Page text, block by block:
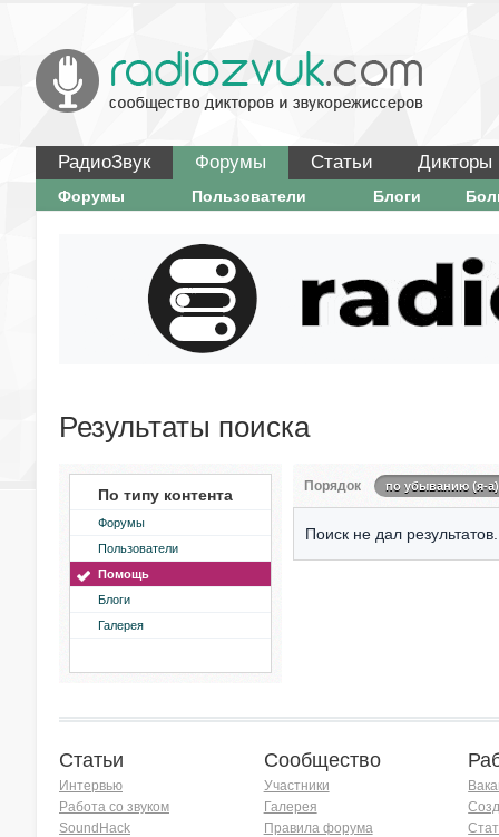
РадиоЗвук Форумы Статьи Дикторы
Форумы Пользователи Блоги
Результаты поиска
По типу контента
Форумы
Пользователи
Помощь
Блоги
Галерея
Порядок по убыванию (я-а)
Поиск не дал результатов.
Статьи
Интервью
Работа со звуком
SoundHack
Сообщество
Участники
Галерея
Правила форума